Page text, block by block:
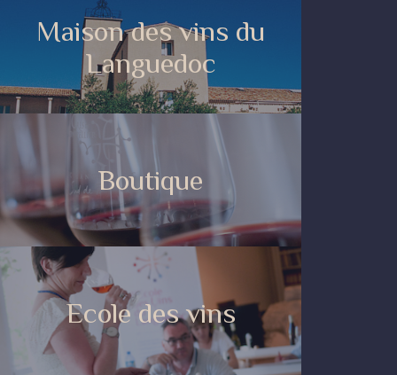
Maison des vins du
Languedoc
Boutique
Ecole des vins